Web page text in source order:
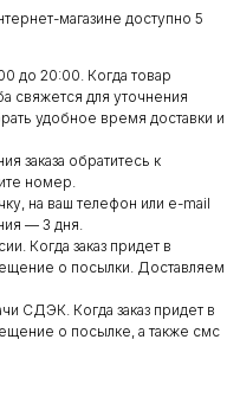
магазине доступно 5
до 20:00. Когда товар
свяжется для уточнения
удобное время доставки и
заказа обратитесь к
номер.
на ваш телефон или e-mail
— 3 дня.
Когда заказ придет в
о посылки. Доставляем
СДЭК. Когда заказ придет в
о посылке, а также смс